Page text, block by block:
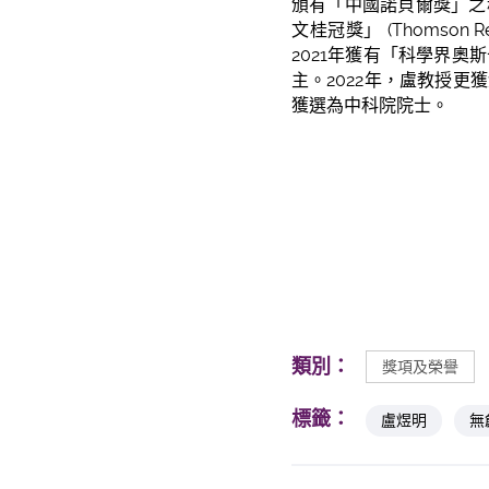
頒有「中國諾貝爾獎」
文桂冠獎」 (Thomson
2021年獲有「科學界奧
主。2022年，盧教授更
獲選為中科院院士。
類別： 獎項及榮譽
標籤： 盧煜明 無